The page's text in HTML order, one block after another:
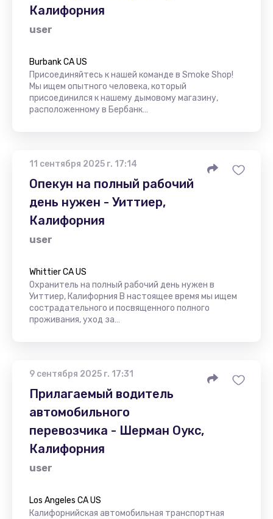
Калифорния
user
Burbank CA US
Присоединяйтесь к нашей команде в Smoke Shop!
Мы ищем опытного человека, который
присоединился к нашему дымовому магазину,
расположенному в Бербанк…
11 сентября 2025 г. 17:14
Опекун на полный рабочий
день нужен - Уиттиер,
Калифорния
user
Whittier CA US
Охранитель на полный рабочий день нужен в
Уиттиер, Калифорния В настоящее время мы ищем
сострадательного и посвященного полного
проживания, уход за…
9 сентября 2025 г. 17:31
Прилагаемый водитель
автомобильного
перевозчика - Шерман Оукс,
Калифорния
user
Los Angeles CA US
Калифорнийская автомобильная транспортная